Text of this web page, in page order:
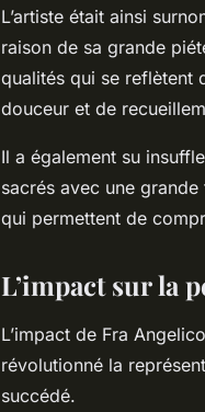
L’artiste était ainsi
raison de sa grande
qualités qui se reflètent
douceur et de
Il a également su
sacrés avec une
qui permettent de
L’impact sur la
L’impact de Fra
révolutionné la
succédé.